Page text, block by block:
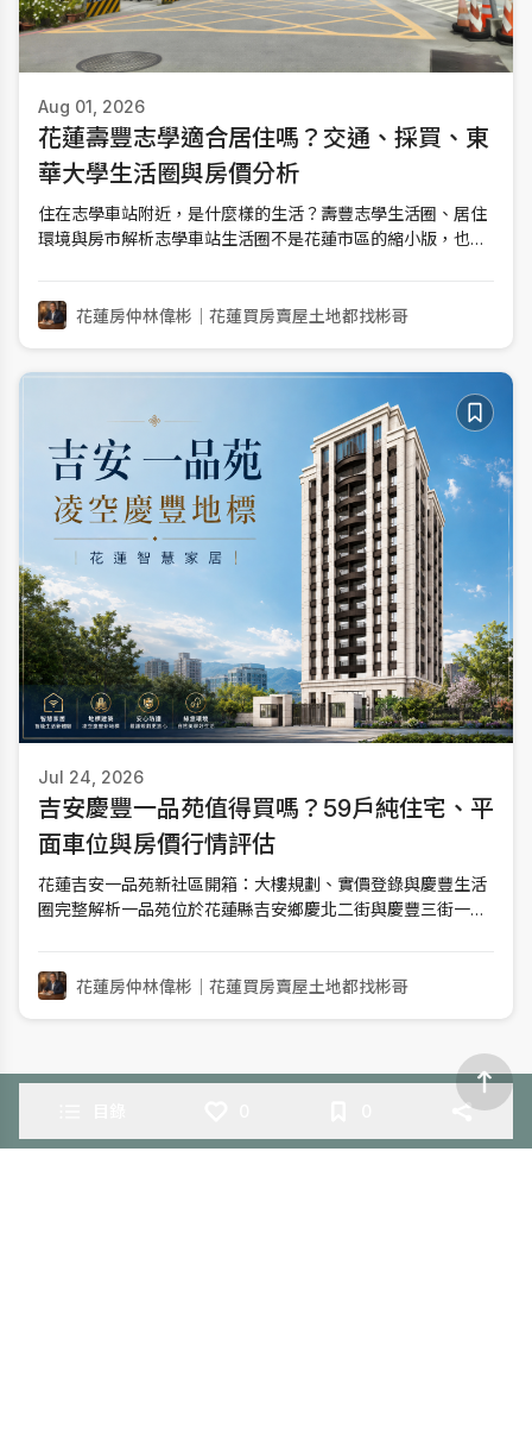
Aug 01, 2026
花蓮壽豐志學適合居住嗎？交通、採買、東
華大學生活圈與房價分析
住在志學車站附近，是什麼樣的生活？壽豐志學生活圈、居住
環境與房市解析志學車站生活圈不是花蓮市區的縮小版，也不
鎮型大學生活圈。這裡的優點，是基本採買與餐飲集中、對外
花蓮房仲林偉彬｜花蓮買房賣屋土地都找彬哥
Jul 24, 2026
吉安慶豐一品苑值得買嗎？59戶純住宅、平
面車位與房價行情評估
花蓮吉安一品苑新社區開箱：大樓規劃、實價登錄與慶豐生活
圈完整解析一品苑位於花蓮縣吉安鄉慶北二街與慶豐三街一
預售期交易，歷史平均單價約23.87萬元，區間約21.18至26.08
花蓮房仲林偉彬｜花蓮買房賣屋土地都找彬哥